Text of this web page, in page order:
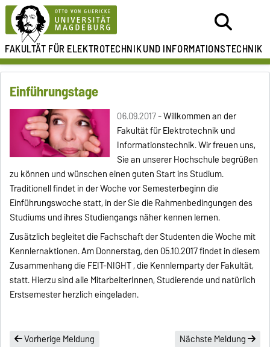
FAKULTÄT FÜR ELEKTROTECHNIKUND INFORMATIONSTECHNIK
Einführungstage
06.09.2017 -Willkommen an der
Fakultät für Elektrotechnik und
Informationstechnik. Wir freuen uns,
Sie an unserer Hochschule begrüßen
zu können und wünschen einen guten Start ins Studium.
Traditionell findet in der Woche vor Semesterbeginn die
Einführungswoche statt, in der Sie die Rahmenbedingungen des
Studiums und ihres Studiengangs näher kennen lernen.
Zusätzlich begleitet die Fachschaft der Studenten die Woche mit
Kennlernaktionen. Am Donnerstag, den 05.10.2017 findet in diesem
Zusammenhang die FEIT-NIGHT , die Kennlernparty der Fakultät,
statt. Hierzu sind alle MitarbeiterInnen, Studierende und natürlich
Erstsemester herzlich eingeladen.
Vorherige Meldung Nächste Meldung